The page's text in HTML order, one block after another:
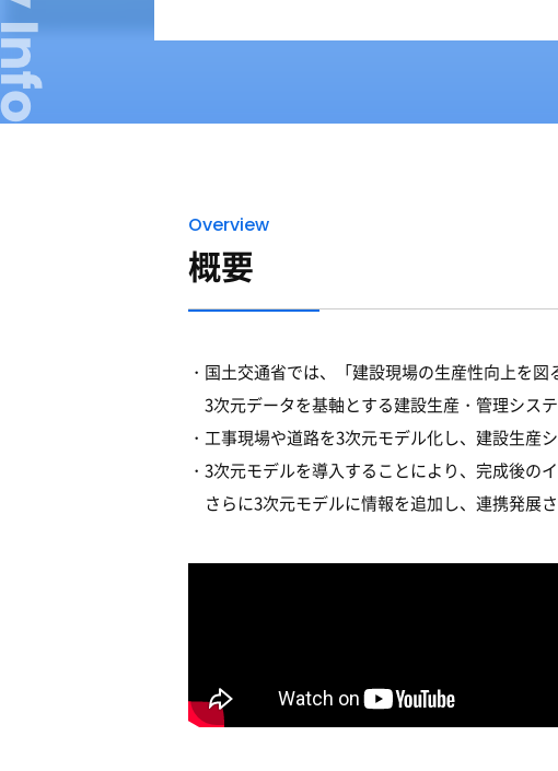
Overview
概要
国土交通省では、「建設現場の生産性向上を
3次元データを基軸とする建設生産・管理シス
工事現場や道路を3次元モデル化し、建設生産
3次元モデルを導入することにより、完成後の
さらに3次元モデルに情報を追加し、連携発展